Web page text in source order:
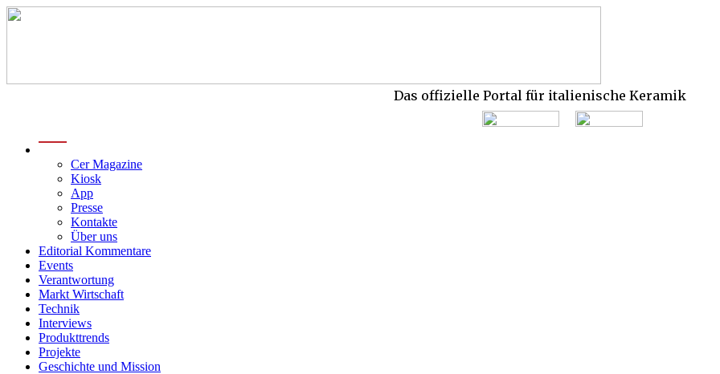
Das offizielle Portal für italienische Keramik
Cer Magazine
Kiosk
App
Presse
Kontakte
Über uns
Editorial Kommentare
Events
Verantwortung
Markt Wirtschaft
Technik
Interviews
Produkttrends
Projekte
Geschichte und Mission